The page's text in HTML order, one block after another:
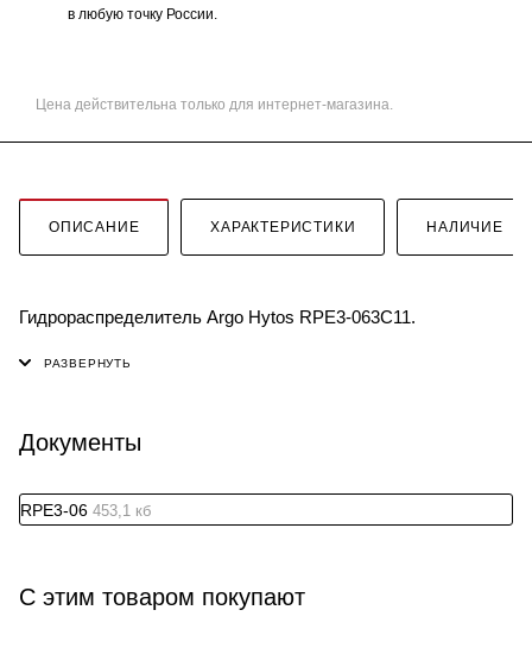
в любую точку России.
Цена действительна только для интернет-магазина.
ОПИСАНИЕ ХАРАКТЕРИСТИКИ НАЛИЧИЕ
Гидрораспределитель Argo Hytos RPE3-063C11.
Документы
RPE3-06 453,1 кб
С этим товаром покупают